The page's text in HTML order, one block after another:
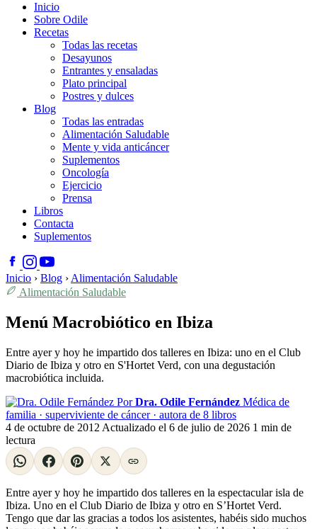
Inicio
Sobre Odile
Recetas
Todas las recetas
Desayunos
Entrantes y ensaladas
Plato principal
Postres y dulces
Blog
Todas las entradas
Alimentación Saludable
Mente y vida anticáncer
Suplementos
Oncología
Ejercicio
Prensa
Libros
Contacta
Suplementos
Inicio › Blog › Alimentación Saludable
Alimentación Saludable
Menú Macrobiótico en Ibiza
Entre ayer y hoy he impartido dos talleres en Ibiza: uno en el Club
Diario de Ibiza y otro en S'Hortet Verd, con una degustación
macrobiótica incluida.
Por Dra. Odile Fernández Médica de
familia · superviviente de cáncer · autora de 8 libros
4 de octubre de 2012 Actualizado el 6 de julio de 2026 1 min de
lectura
Entre ayer y hoy he impartido dos talleres en la espectacular isla de
Ibiza. Uno en el Club Diario de Ibiza y otro en S’Hortet Verd.
Tengo que dar las gracias a todos los asistentes, habéis sido muchos